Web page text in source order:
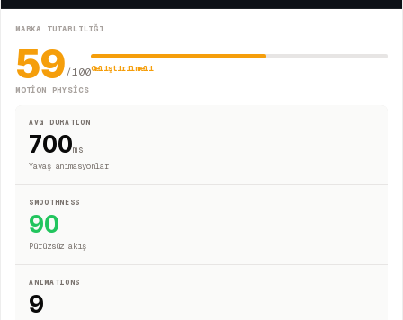
MARKA TUTARLILIĞI
59/100Geliştirilmeli
MOTION PHYSICS
AVG DURATION
700ms
Yavaş animasyonlar
SMOOTHNESS
90
Pürüzsüz akış
ANIMATIONS
9